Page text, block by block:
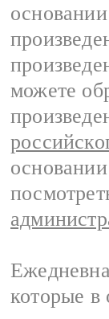
основании
можете
основании
которые